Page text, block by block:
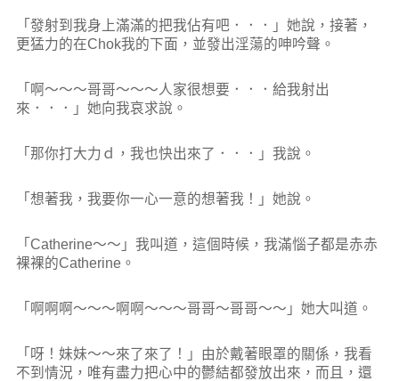
「發射到我身上滿滿的把我佔有吧．．．」她說，接著，
更猛力的在Chok我的下面，並發出淫蕩的呻吟聲。
「啊～～～哥哥～～～人家很想要．．．給我射出
來．．．」她向我哀求說。
「那你打大力ｄ，我也快出來了．．．」我說。
「想著我，我要你一心一意的想著我！」她說。
「Catherine～～」我叫道，這個時候，我滿惱子都是赤赤
裸裸的Catherine。
「啊啊啊～～～啊啊～～～哥哥～哥哥～～」她大叫道。
「呀！妹妹～～來了來了！」由於戴著眼罩的關係，我看
不到情況，唯有盡力把心中的鬱結都發放出來，而且，還